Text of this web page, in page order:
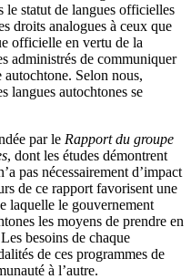
le statut de langues officielles
droits analogues à ceux que
officielle en vertu de la
administrés de communiquer
autochtone. Selon nous,
langues autochtones se
par le Rapport du groupe
, dont les études démontrent
pas nécessairement d’impact
de ce rapport favorisent une
laquelle le gouvernement
les moyens de prendre en
besoins de chaque
de ces programmes de
à l’autre.